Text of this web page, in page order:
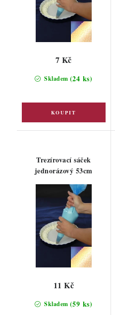
Skladem (24 ks)
7 Kč
Trezírovací sáček
jednorázový 53cm
Skladem (59 ks)
11 Kč